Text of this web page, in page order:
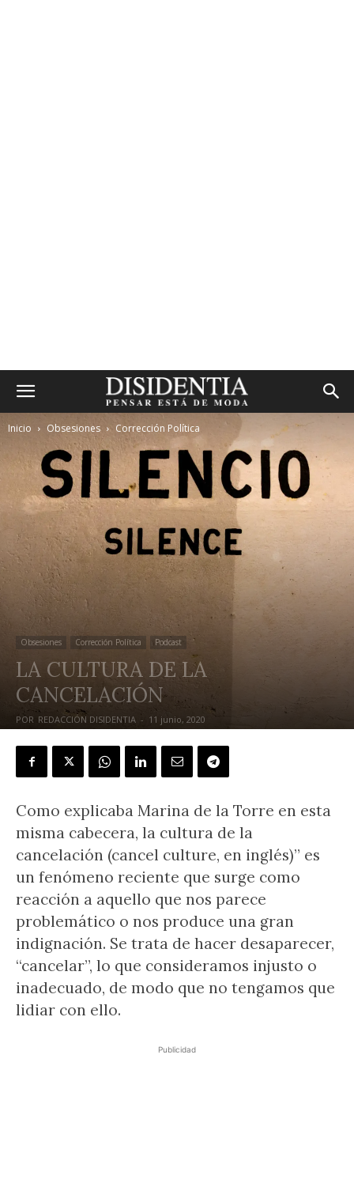
Inicio Obsesiones Corrección Política
Obsesiones Corrección Política Podcast
LA CULTURA DE LA
CANCELACIÓN
POR REDACCIÓN DISIDENTIA - 11 junio, 2020
Como explicaba Marina de la Torre en esta
misma cabecera, la cultura de la
cancelación (cancel culture, en inglés)” es
un fenómeno reciente que surge como
reacción a aquello que nos parece
problemático o nos produce una gran
indignación. Se trata de hacer desaparecer,
“cancelar”, lo que consideramos injusto o
inadecuado, de modo que no tengamos que
lidiar con ello.
Publicidad